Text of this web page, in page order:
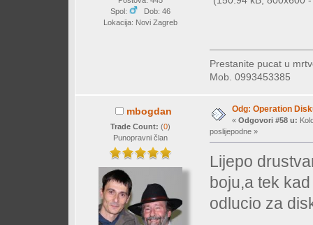
Spol:
Dob: 46
Lokacija: Novi Zagreb
Prestanite pucat u
Mob. 0993453385
mbogdan
Trade Count: (0)
Punopravni član
Odg: Operation
« Odgovori #58 u:
poslijepodne »
Lijepo
boju,a tek
odlucio za